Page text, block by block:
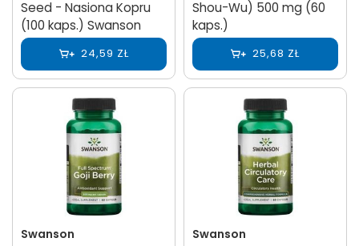
Seed - Nasiona Kopru
(100 kaps.) Swanson
24,59 ZŁ
Shou-Wu) 500 mg (60
kaps.)
25,68 ZŁ
Swanson Swanson